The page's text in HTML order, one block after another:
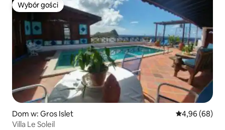
Wybór gości
Wybór gości
Dom w: Gros Islet Średnia
4,96 (68)
Villa Le Soleil